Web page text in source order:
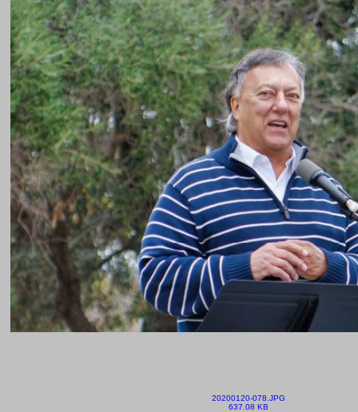
20200120-078.JPG
637.08 KB